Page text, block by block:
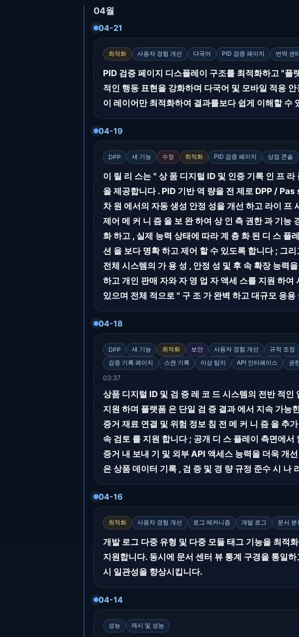
04월
04-21
최적화 사용자 경험 개선 다국어 PID 검증 페이지 번역 센
PID 검증 페이지 디스플레이 구조를 최적화하고 "
적인 행동 표현을 강화하며 다국어 및 모바일 적응
이 레이어만 최적화하여 결과를보다 쉽게 이해할 수
04-19
DPP 새 기능 수정 최적화 PID 검증 페이지 상점 콘솔
이 릴 리 스는 " 상 품 디지털 ID 및 인증 기록 인 프
을 제공합니다 . PID 기반 역 량을 전 제로 DPP /
차 원 에서의 자동 생성 안정 성을 개선 하고 라이 프
제어 메 커 니 즘 을 보 완 하여 상 인 측 권한 과 기능
화 하고 , 실제 능력 상태에 따라 계 층 화 된 디 스 플
션 을 보다 명확 하고 제어 할 수 있도록 합니다 ; 그
전체 시스템의 가 용 성 , 안정 성 및 후 속 확장 능력
하고 개인 판매 자와 자 영 업 자 액세 스를 지원 하
있으며 전체 적으로 " 구 조 가 완벽 하고 대규모 응
04-18
DPP 새 기능 최적화 보안 사용자 경험 개선 규칙 조정
검증 기록 페이지
스캔 기록 이상 탐지 API 인터페이스 권
03:37
상품 디지털 ID 및 검 증 레 코 드 시스템의 전반 적
지원 하며 플랫폼 은 단일 검 증 결과 에서 지속 가능
증거 재료 연결 및 위험 정보 침 전 메 커 니 즘 을 추
속 검토 를 지원 합니다 ; 공개 디 스 플레이 측면에
증거 내 보내 기 및 외부 API 액세스 능력을 더욱 개
은 상품 데이터 기록 , 검 증 및 경 량 규정 준수 시 나
04-16
최적화 사용자 경험 개선 로그 메커니즘 개발 로그 문서 분
개발 로그 다중 유형 및 다중 모듈 태그 기능을 최적
지원합니다. 동시에 문서 센터 뷰 통계 구경을 통일
시 일관성을 향상시킵니다.
04-14
성능 캐시 및 성능